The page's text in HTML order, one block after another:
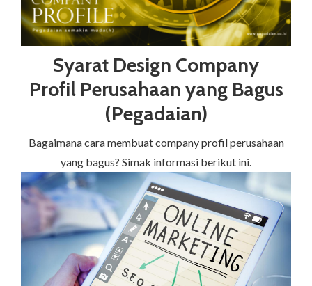
Syarat Design Company
Profil Perusahaan yang Bagus
(Pegadaian)
Bagaimana cara membuat company profil perusahaan
yang bagus? Simak informasi berikut ini.